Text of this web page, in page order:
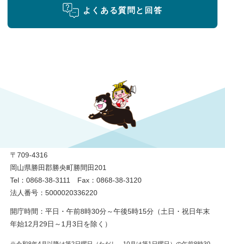
よくある質問と回答
〒709-4316
岡山県勝田郡勝央町勝間田201
Tel：0868-38-3111 Fax：0868-38-3120
法人番号：5000020336220
開庁時間：平日・午前8時30分～午後5時15分（土日・祝日年末
年始12月29日～1月3日を除く）